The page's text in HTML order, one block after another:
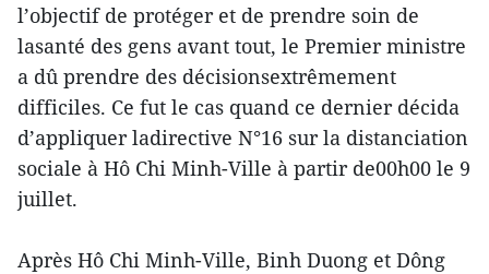
l’objectif de protéger et de prendre soin de
lasanté des gens avant tout, le Premier ministre
a dû prendre des décisionsextrêmement
difficiles. Ce fut le cas quand ce dernier décida
d’appliquer ladirective N°16 sur la distanciation
sociale à Hô Chi Minh-Ville à partir de00h00 le 9
juillet.
Après Hô Chi Minh-Ville, Binh Duong et Dông